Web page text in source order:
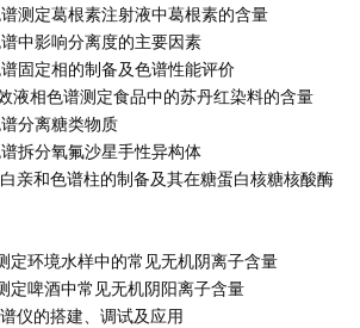
测定葛根素注射液中葛根素的含量
中影响分离度的主要因素
固定相的制备及色谱性能评价
液相色谱测定食品中的苏丹红染料的含量
分离糖类物质
拆分氧氟沙星手性异构体
亲和色谱柱的制备及其在糖蛋白核糖核酸酶
定环境水样中的常见无机阴离子含量
定啤酒中常见无机阴阳离子含量
仪的搭建、调试及应用